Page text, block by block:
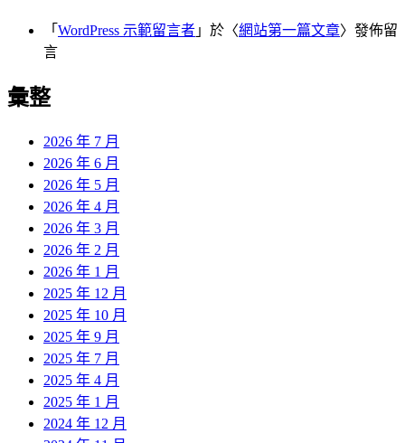
「 WordPress 示範留言者 」於〈網站第一篇文章〉發佈留
言
彙整
2026 年 7 月
2026 年 6 月
2026 年 5 月
2026 年 4 月
2026 年 3 月
2026 年 2 月
2026 年 1 月
2025 年 12 月
2025 年 10 月
2025 年 9 月
2025 年 7 月
2025 年 4 月
2025 年 1 月
2024 年 12 月